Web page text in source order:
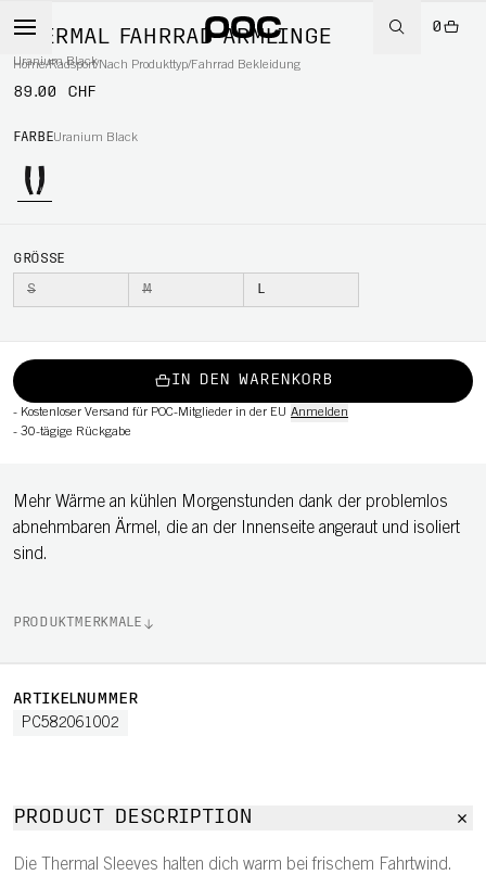
0
Home/Radsport/Nach Produkttyp/Fahrrad Bekleidung
THERMAL FAHRRAD ARMLINGE
Uranium Black
89.00 CHF
FARBEUranium Black
GRÖSSE
S M L
IN DEN WARENKORB
- Kostenloser Versand für POC-Mitglieder in der EU Anmelden
- 30-tägige Rückgabe
Mehr Wärme an kühlen Morgenstunden dank der problemlos
abnehmbaren Ärmel, die an der Innenseite angeraut und isoliert
sind.
PRODUKTMERKMALE
ARTIKELNUMMER
PC582061002
PRODUCT DESCRIPTION
Die Thermal Sleeves halten dich warm bei frischem Fahrtwind.